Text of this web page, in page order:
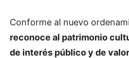
Conforme al nuevo
reconoce al patrimonio
de interés público y de